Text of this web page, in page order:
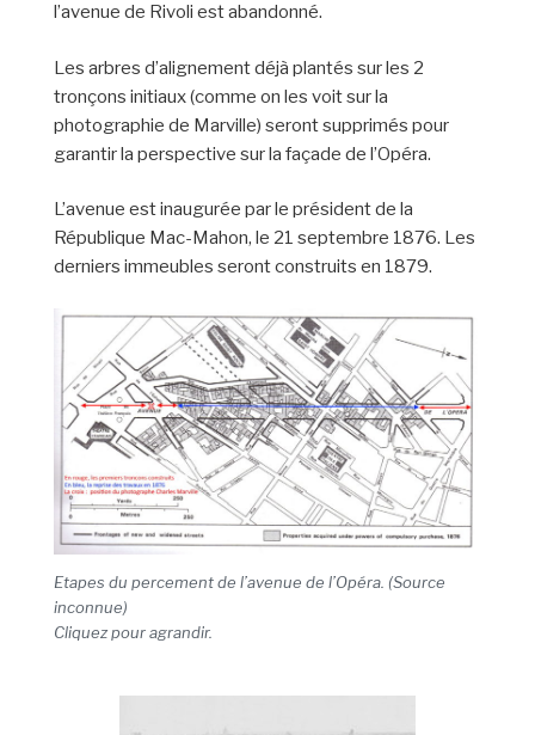
l’avenue de Rivoli est abandonné.
Les arbres d’alignement déjà plantés sur les 2
tronçons initiaux (comme on les voit sur la
photographie de Marville) seront supprimés pour
garantir la perspective sur la façade de l’Opéra.
L’avenue est inaugurée par le président de la
République Mac-Mahon, le 21 septembre 1876. Les
derniers immeubles seront construits en 1879.
Etapes du percement de l’avenue de l’Opéra. (Source
inconnue)
Cliquez pour agrandir.